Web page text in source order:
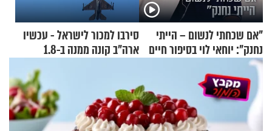
"אם שכחתי לנשום – הייתי
נחנק": יוחאי לוי בסיפור חיים
מעורר השראה
סירבו למכור לישראל - עכשיו
ארה"ב קונה ממנה ב-1.8